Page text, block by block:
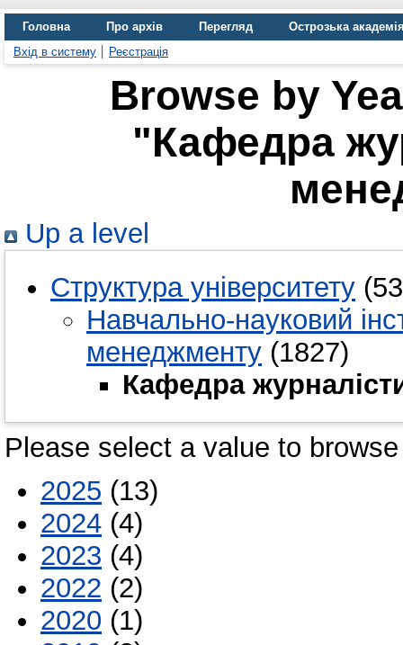
Головна Про архів Перегляд
Острозька
Вхід в систему
Реєстрація
Browse by
"Кафедра
Up a level
Структура університету
Навчально-науковий
менеджменту (1827)
Кафедра
Please select a value to
2025 (13)
2024 (4)
2023 (4)
2022 (2)
2020 (1)